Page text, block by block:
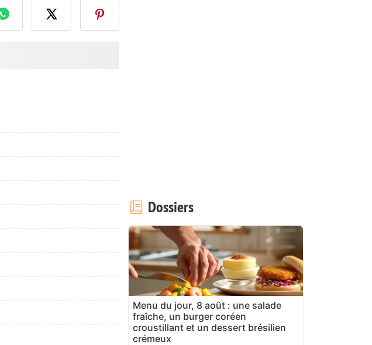
Dossiers
Menu du jour, 8 août : une salade
fraîche, un burger coréen
croustillant et un dessert brésilien
crémeux